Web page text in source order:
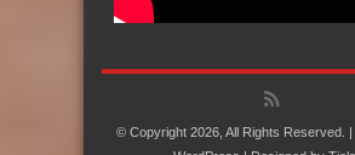
© Copyright 2026, All Rights Reserved.